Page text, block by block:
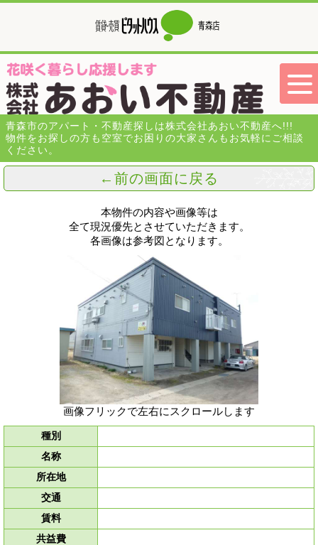
青森市のアパート・不動産探しは株式会社あおい不動産へ!!!
物件をお探しの方も空室でお困りの大家さんもお気軽にご相談
ください。
←前の画面に戻る
本物件の内容や画像等は
全て現況優先とさせていただきます。
各画像は参考図となります。
画像フリックで左右にスクロールします
種別
名称
所在地
交通
賃料
共益費